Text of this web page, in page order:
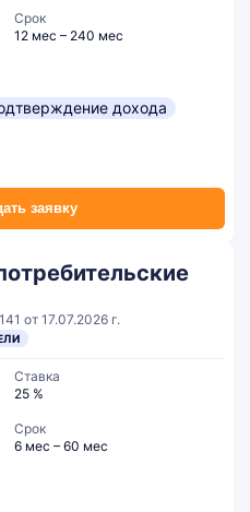
заявку
Срок
12 мес – 240 мес
дохода
от 17.07.2026 г.
Ставка
25 %
Срок
6 мес – 60 мес